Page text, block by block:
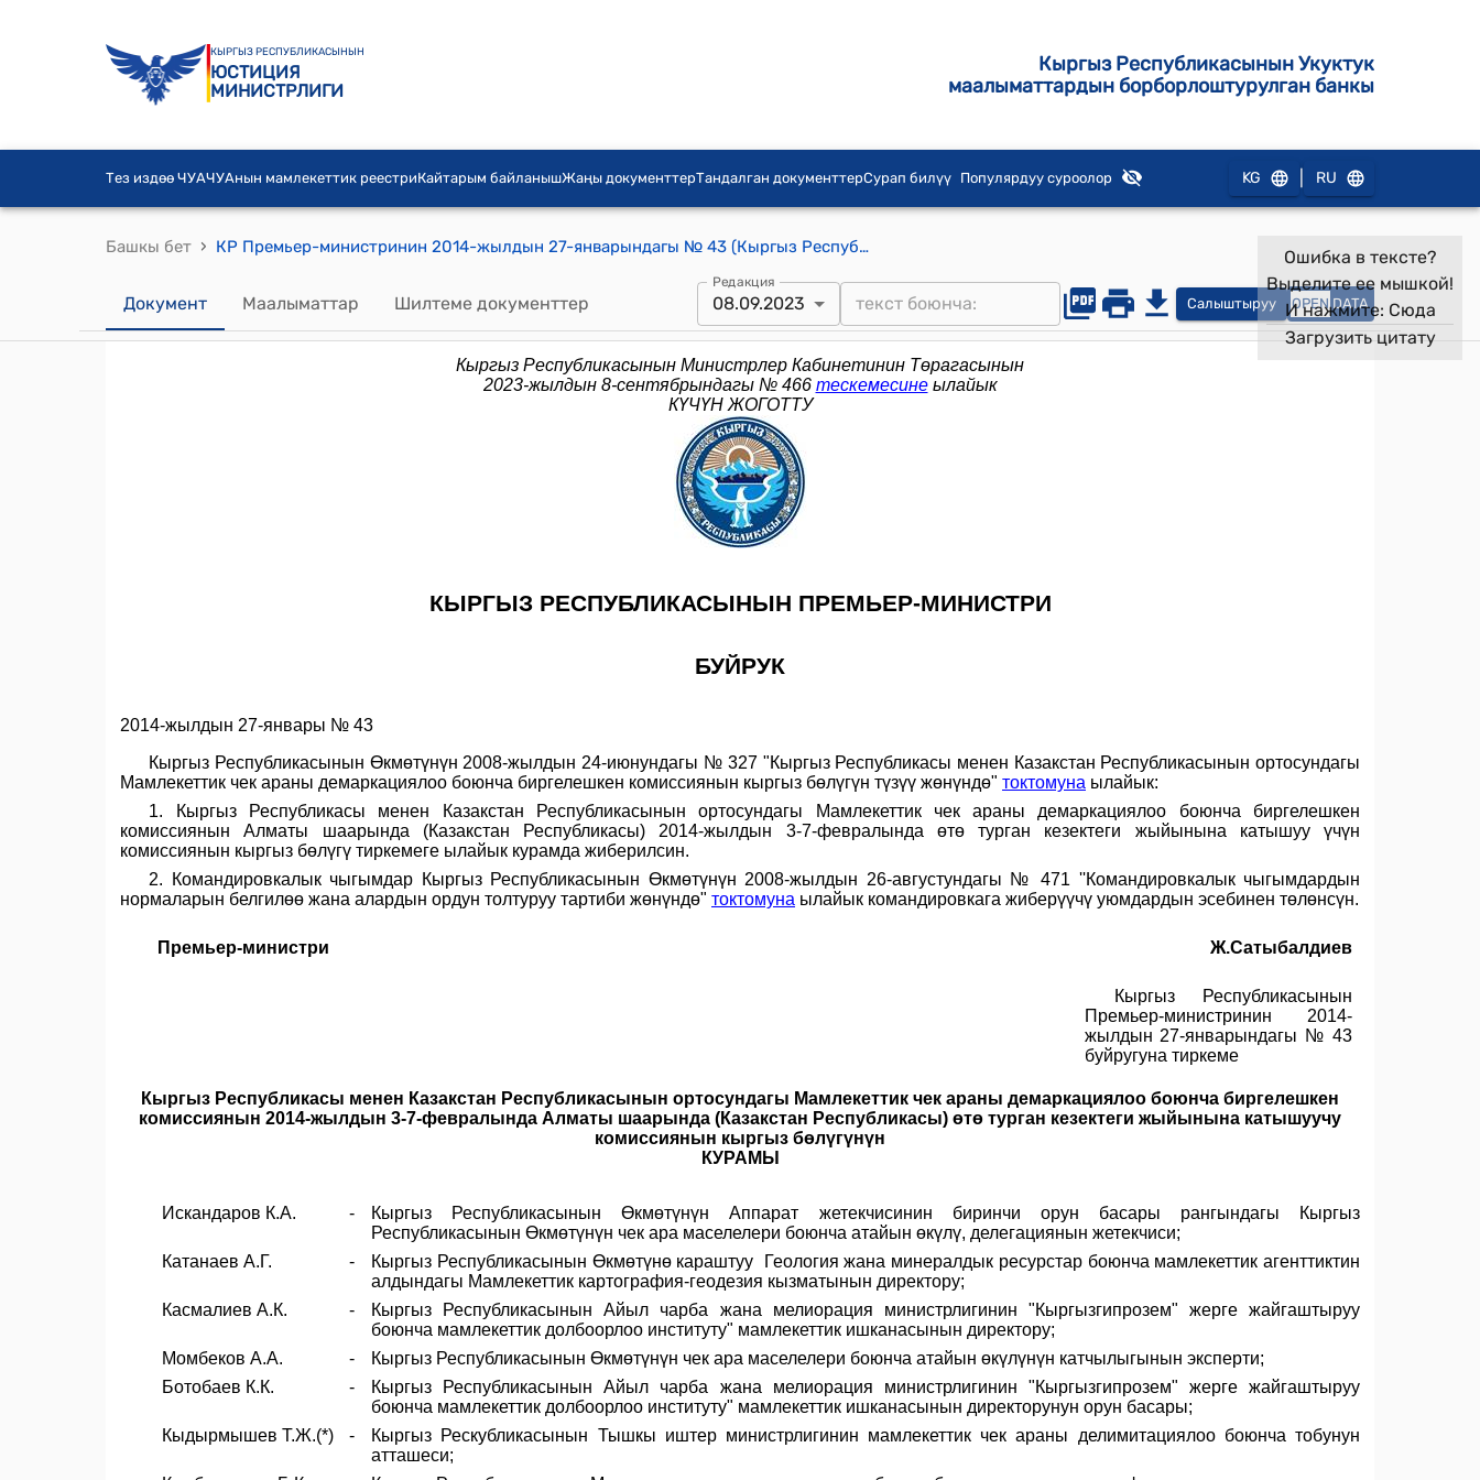
КЫРГЫЗ РЕСПУБЛИКАСЫНЫН
ЮСТИЦИЯ
МИНИСТРЛИГИ
Кыргыз Республикасынын Укуктук
маалыматтардын борборлоштурулган банкы
Тез издөө ЧУАЧУАнын мамлекеттик реестриКайтарым байланышЖаңы документтерТандалган документтерСурап билүү Популярдуу суроолор KG RU
Башкы бет › КР Премьер-министринин 2014-жылдын 27-январындагы № 43 (Кыргыз Республикасы менен Казакстан Республикасынын ортосундагы Мамлекеттик чек араны демаркациялоо боюнча биргелешкен комиссиянын кезектеги жыйынына катышуу үчүн комиссиянын кыргыз бөлүгүн жиберүү тууралуу) буйругу
Документ Маалыматтар Шилтеме документтер
Редакция
08.09.2023 Салыштыруу OPEN DATA
Ошибка в тексте?
Выделите ее мышкой!
И нажмите: Сюда
Загрузить цитату